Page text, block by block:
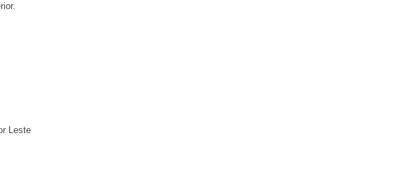
Leste